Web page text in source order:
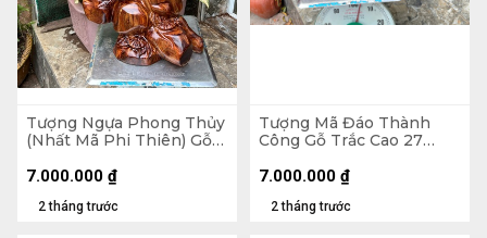
Tượng Ngựa Phong Thủy
(Nhất Mã Phi Thiên) Gỗ
30 (cm)
2 tháng trước
7.000.000 ₫
Tượng Mã Đáo Thành
Công Gỗ Trắc Cao 27
2 tháng trước
7.000.000 ₫